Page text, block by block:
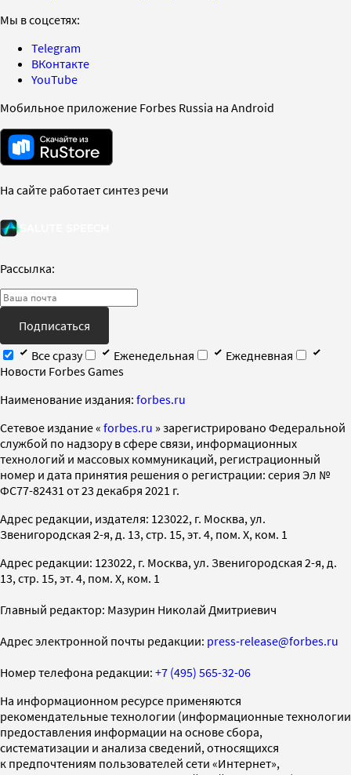
Мы в соцсетях:
Telegram
ВКонтакте
YouTube
Мобильное приложение Forbes Russia на Android
На сайте работает синтез речи
Рассылка:
Подписаться
Все сразу
Еженедельная
Ежедневная
Новости Forbes Games
Наименование издания: forbes.ru
Cетевое издание « forbes.ru » зарегистрировано Федеральной
службой по надзору в сфере связи, информационных
технологий и массовых коммуникаций, регистрационный
номер и дата принятия решения о регистрации: серия Эл №
ФС77-82431 от 23 декабря 2021 г.
Адрес редакции, издателя: 123022, г. Москва, ул.
Звенигородская 2-я, д. 13, стр. 15, эт. 4, пом. X, ком. 1
Адрес редакции: 123022, г. Москва, ул. Звенигородская 2-я, д.
13, стр. 15, эт. 4, пом. X, ком. 1
Главный редактор: Мазурин Николай Дмитриевич
Адрес электронной почты редакции: press-release@forbes.ru
Номер телефона редакции: +7 (495) 565-32-06
На информационном ресурсе применяются
рекомендательные технологии (информационные технологии
предоставления информации на основе сбора,
систематизации и анализа сведений, относящихся
к предпочтениям пользователей сети «Интернет»,